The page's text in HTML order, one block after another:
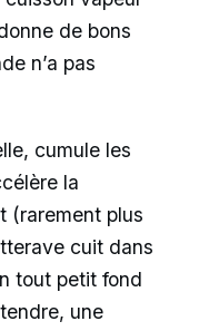
de bons
n’a pas
cumule les
la
(rarement plus
cuit dans
tout petit fond
une